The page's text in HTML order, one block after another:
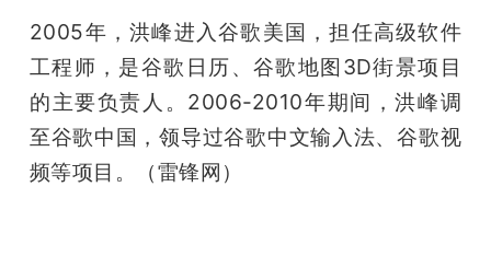
2005年，洪峰进入谷歌美国，担任高级软件
工程师，是谷歌日历、谷歌地图3D街景项目
的主要负责人。2006-2010年期间，洪峰调
至谷歌中国，领导过谷歌中文输入法、谷歌视
频等项目。（雷锋网）